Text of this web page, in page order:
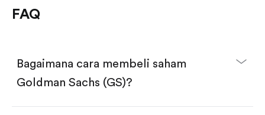
FAQ
Bagaimana cara membeli saham
Goldman Sachs (GS)?